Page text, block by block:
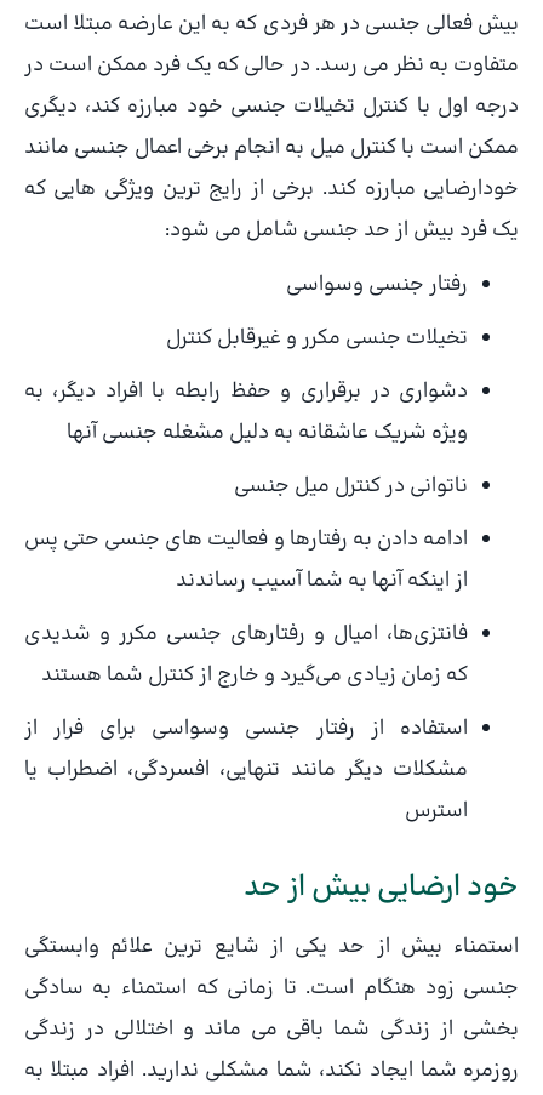
بیش فعالی جنسی در هر فردی که به این عارضه مبتلا است
متفاوت به نظر می رسد. در حالی که یک فرد ممکن است در
درجه اول با کنترل تخیلات جنسی خود مبارزه کند، دیگری
ممکن است با کنترل میل به انجام برخی اعمال جنسی مانند
خودارضایی مبارزه کند. برخی از رایج ترین ویژگی هایی که
یک فرد بیش از حد جنسی شامل می شود:
رفتار جنسی وسواسی
تخیلات جنسی مکرر و غیرقابل کنترل
دشواری در برقراری و حفظ رابطه با افراد دیگر، به
ویژه شریک عاشقانه به دلیل مشغله جنسی آنها
ناتوانی در کنترل میل جنسی
ادامه دادن به رفتارها و فعالیت های جنسی حتی پس
از اینکه آنها به شما آسیب رساندند
فانتزی‌ها، امیال و رفتارهای جنسی مکرر و شدیدی
که زمان زیادی می‌گیرد و خارج از کنترل شما هستند
استفاده از رفتار جنسی وسواسی برای فرار از
مشکلات دیگر مانند تنهایی، افسردگی، اضطراب یا
استرس
خود ارضایی بیش از حد
استمناء بیش از حد یکی از شایع ترین علائم وابستگی
جنسی زود هنگام است. تا زمانی که استمناء به سادگی
بخشی از زندگی شما باقی می ماند و اختلالی در زندگی
روزمره شما ایجاد نکند، شما مشکلی ندارید. افراد مبتلا به